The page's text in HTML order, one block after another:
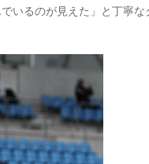
いるのが見えた」と丁寧な